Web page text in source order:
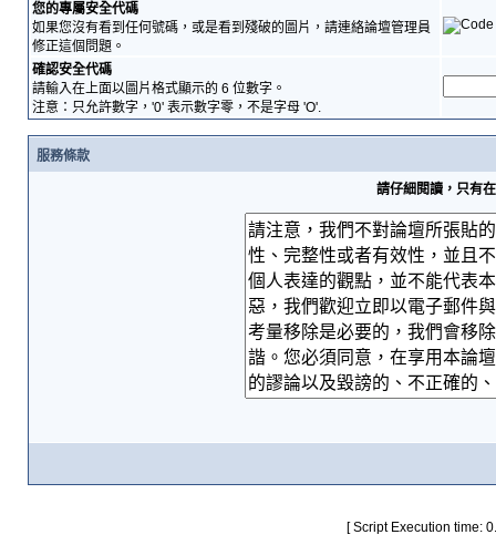
您的專屬安全代碼
如果您沒有看到任何號碼，或是看到殘破的圖片，請連絡論壇管理員
修正這個問題。
確認安全代碼
請輸入在上面以圖片格式顯示的 6 位數字。
注意：只允許數字，'0' 表示數字零，不是字母 'O'.
服務條款
請仔細閱讀，只有
[ Script Execution time: